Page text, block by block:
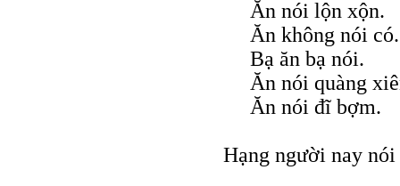
Ăn nói lộn xộn.
Ăn không nói có.
Bạ ăn bạ nói.
Ăn nói quàng
Ăn nói đĩ bợm.
Hạng người nay